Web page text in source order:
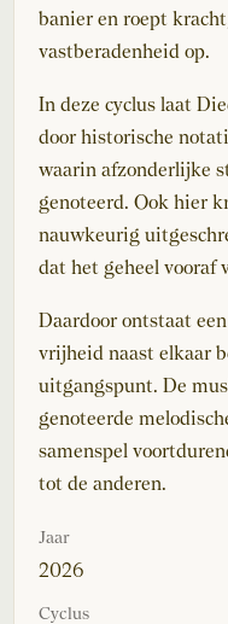
banier en roept
vastberadenheid op.
In deze cyclus laat
door historische
waarin afzonderlijke
genoteerd. Ook hier
nauwkeurig
dat het geheel vooraf
Daardoor ontstaat
vrijheid naast elkaar
uitgangspunt. De
genoteerde
samenspel
tot de anderen.
Jaar
2026
Cyclus